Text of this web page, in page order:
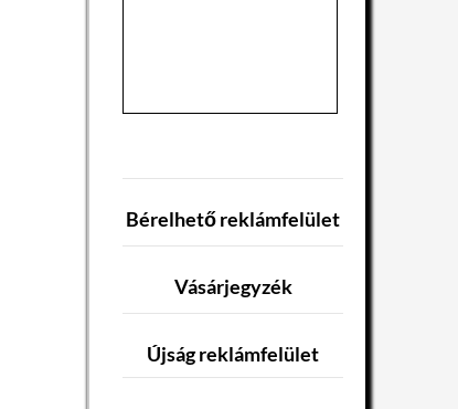
Bérelhető reklámfelület
Vásárjegyzék
Újság reklámfelület